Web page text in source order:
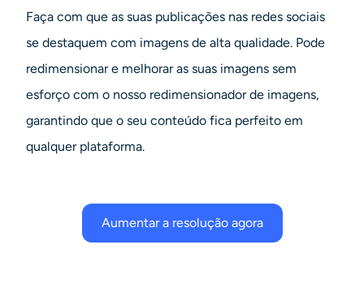
Faça com que as suas publicações nas redes sociais
se destaquem com imagens de alta qualidade. Pode
redimensionar e melhorar as suas imagens sem
esforço com o nosso redimensionador de imagens,
garantindo que o seu conteúdo fica perfeito em
qualquer plataforma.
Aumentar a resolução agora